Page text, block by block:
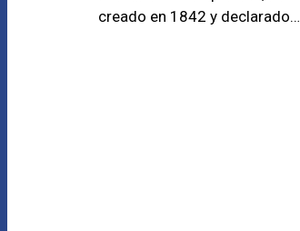
creado en 1842 y declarado…